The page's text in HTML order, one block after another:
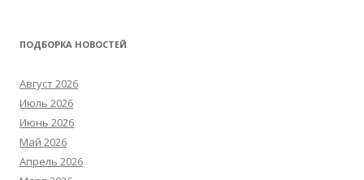
ПОДБОРКА НОВОСТЕЙ
Август 2026
Июль 2026
Июнь 2026
Май 2026
Апрель 2026